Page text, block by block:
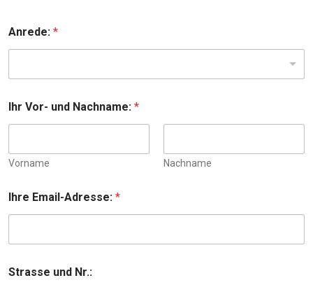
Anrede:*
Ihr Vor- und Nachname:*
Vorname Nachname
Ihre Email-Adresse:*
Strasse und Nr.: